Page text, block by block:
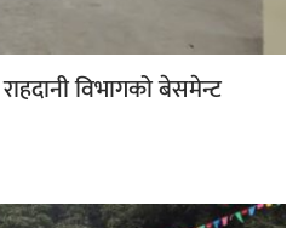
विभागको बेसमेन्ट